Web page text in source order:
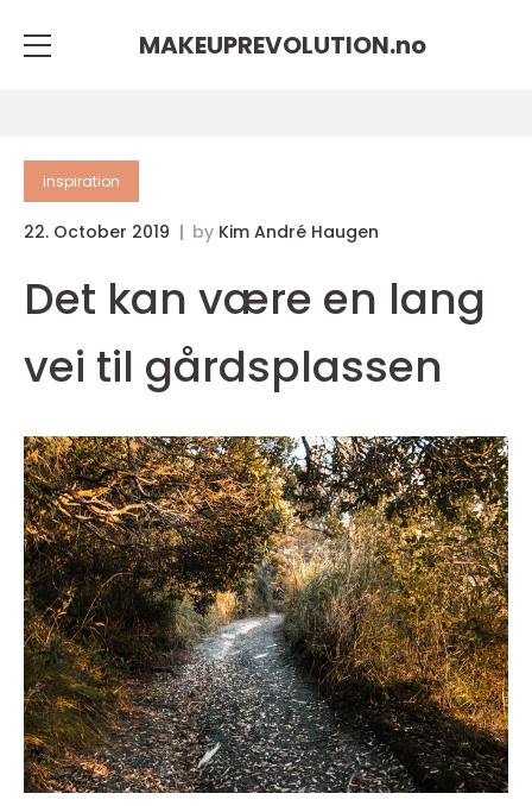
MAKEUPREVOLUTION.no
inspiration
22. October 2019 by Kim André Haugen
Det kan være en lang
vei til gårdsplassen